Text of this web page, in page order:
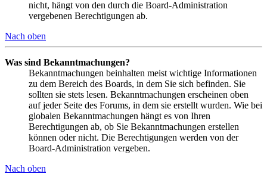
nicht, hängt von den durch die Board-Administration
vergebenen Berechtigungen ab.
Nach oben
Was sind Bekanntmachungen?
Bekanntmachungen beinhalten meist wichtige Informationen
zu dem Bereich des Boards, in dem Sie sich befinden. Sie
sollten sie stets lesen. Bekanntmachungen erscheinen oben
auf jeder Seite des Forums, in dem sie erstellt wurden. Wie bei
globalen Bekanntmachungen hängt es von Ihren
Berechtigungen ab, ob Sie Bekanntmachungen erstellen
können oder nicht. Die Berechtigungen werden von der
Board-Administration vergeben.
Nach oben